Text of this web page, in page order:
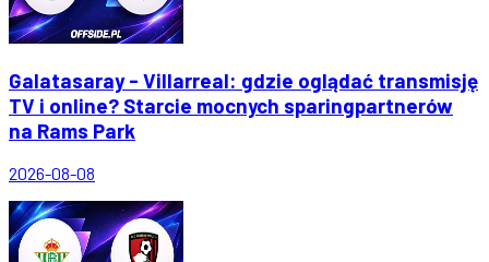
Galatasaray - Villarreal: gdzie oglądać transmisję
TV i online? Starcie mocnych sparingpartnerów
na Rams Park
2026-08-08